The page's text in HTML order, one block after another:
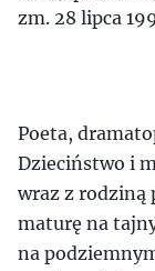
zm. 28 lipca
Poeta,
Dzieciństwo i
wraz z rodziną
maturę na
na